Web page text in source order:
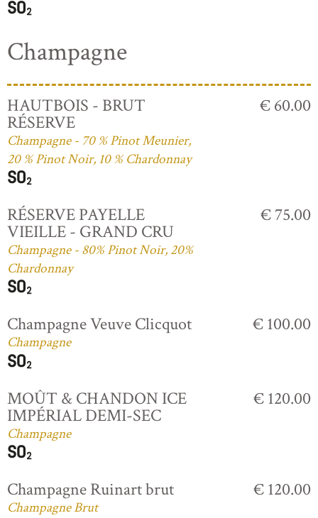
Champagne
HAUTBOIS - BRUT
RÉSERVE
Champagne - 70 % Pinot Meunier,
20 % Pinot Noir, 10 % Chardonnay
€ 60.00
RÉSERVE PAYELLE
VIEILLE - GRAND CRU
Champagne - 80% Pinot Noir, 20%
Chardonnay
€ 75.00
Champagne Veuve Clicquot
Champagne
€ 100.00
MOÛT & CHANDON ICE
IMPÉRIAL DEMI-SEC
Champagne
€ 120.00
Champagne Ruinart brut
Champagne Brut
€ 120.00